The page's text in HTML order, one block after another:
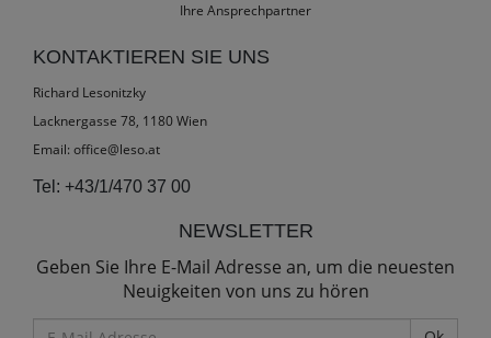
Ihre Ansprechpartner
KONTAKTIEREN SIE UNS
Richard Lesonitzky
Lacknergasse 78, 1180 Wien
Email: office@leso.at
Tel: +43/1/470 37 00
NEWSLETTER
Geben Sie Ihre E-Mail Adresse an, um die neuesten
Neuigkeiten von uns zu hören